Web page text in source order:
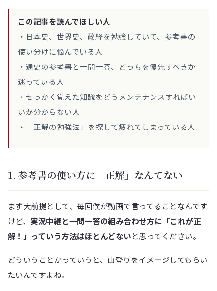
この記事を読んでほしい人
・日本史、世界史、政経を勉強していて、参考書の
使い分けに悩んでいる人
・通史の参考書と一問一答、どっちを優先すべきか
迷っている人
・せっかく覚えた知識をどうメンテナンスすればい
いか分からない人
・「正解の勉強法」を探して疲れてしまっている人
1. 参考書の使い方に「正解」なんてない
まず大前提として、毎回僕が動画で言ってることなんです
けど、 実況中継と一問一答の組み合わせ方に「これが正
解！」っていう方法はほとんどないと思ってください。
どういうことかっていうと、山登りをイメージしてもらい
たいんですよね。